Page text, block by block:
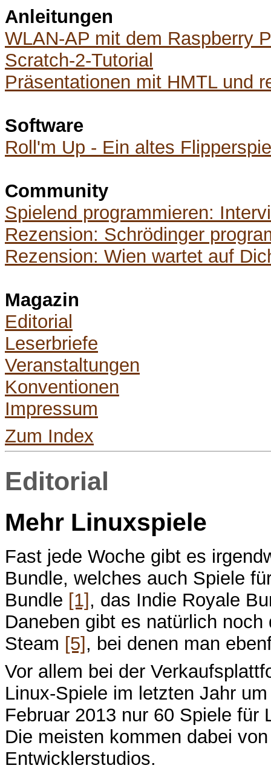
Anleitungen
WLAN-AP mit dem Raspberry
Scratch-2-Tutorial
Präsentationen mit HMTL und
Software
Roll'm Up - Ein altes
Community
Spielend programmieren:
Rezension: Schrödinger
Rezension: Wien wartet auf
Magazin
Editorial
Leserbriefe
Veranstaltungen
Konventionen
Impressum
Zum Index
Editorial
Mehr Linuxspiele
Fast jede Woche gibt es
Bundle, welches auch Spiele
Bundle [1] , das Indie Royale
Daneben gibt es natürlich
Steam [5] , bei denen man
Vor allem bei der
Linux-Spiele im letzten Jahr
Februar 2013 nur 60 Spiele
Die meisten kommen dabei
Entwicklerstudios.